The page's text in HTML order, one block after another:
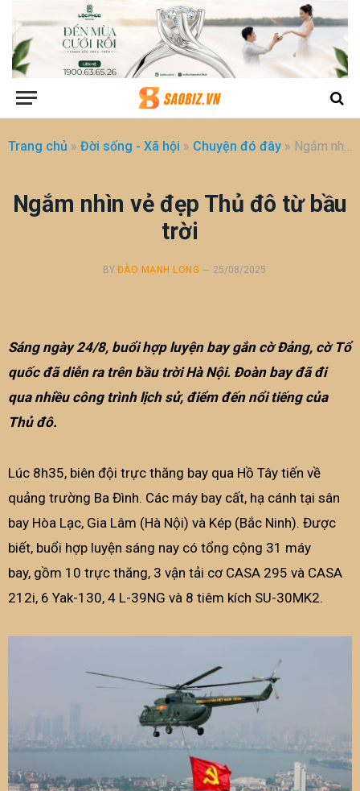
Trang chủ » Đời sống - Xã hội » Chuyện đó đây » Ngắm nhìn vẻ đẹp Thủ đô từ bầu trời
Ngắm nhìn vẻ đẹp Thủ đô từ bầu
trời
BY ĐÀO MẠNH LONG 25/08/2025
Sáng ngày 24/8, buổi hợp luyện bay gắn cờ Đảng, cờ Tổ
quốc đã diễn ra trên bầu trời Hà Nội. Đoàn bay đã đi
qua nhiều công trình lịch sử, điểm đến nổi tiếng của
Thủ đô.
Lúc 8h35, biên đội trực thăng bay qua Hồ Tây tiến về
quảng trường Ba Đình. Các máy bay cất, hạ cánh tại sân
bay Hòa Lạc, Gia Lâm (Hà Nội) và Kép (Bắc Ninh). Được
biết, buổi hợp luyện sáng nay có tổng cộng 31 máy
bay, gồm 10 trực thăng, 3 vận tải cơ CASA 295 và CASA
212i, 6 Yak-130, 4 L-39NG và 8 tiêm kích SU-30MK2.